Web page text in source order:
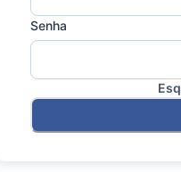
Senha